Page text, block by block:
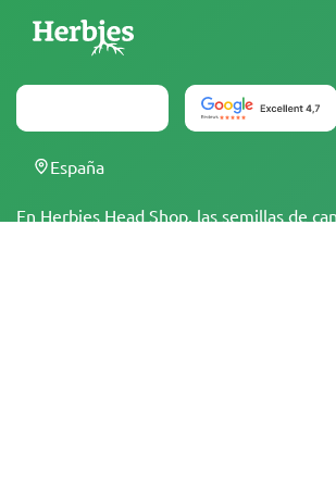
En Herbies Head Shop, las semillas de
España